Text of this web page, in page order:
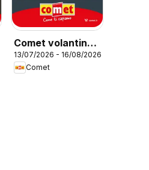
Comet volantino
Rowenta
13/07/2026 - 16/08/2026
Comet